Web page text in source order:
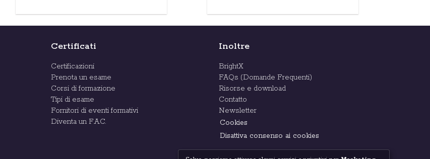
Certificati
Certificazioni
Prenota un esame
Corsi di formazione
Tipi di esame
Fornitori di eventi formativi
Diventa un F.A.C.
Inoltre
BrightX
FAQs (Domande Frequenti)
Risorse e download
Contatto
Newsletter
Cookies
Disattiva consenso ai cookies